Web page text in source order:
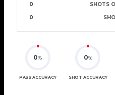
0
SHOTS
0
0%
PASS ACCURACY
0%
SHOT ACCURACY